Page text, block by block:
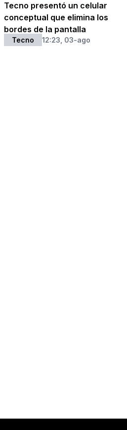
Tecno presentó un celular
conceptual que elimina los
bordes de la pantalla
Tecno 12:23, 03-ago